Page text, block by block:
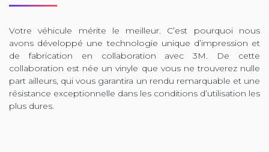
Votre véhicule mérite le meilleur. C’est pourquoi nous
avons développé une technologie unique d’impression et
de fabrication en collaboration avec 3M. De cette
collaboration est née un vinyle que vous ne trouverez nulle
part ailleurs, qui vous garantira un rendu remarquable et une
résistance exceptionnelle dans les conditions d’utilisation les
plus dures.